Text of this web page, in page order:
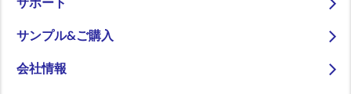
サンプル&ご購入
会社情報
ページセクションへ移動：